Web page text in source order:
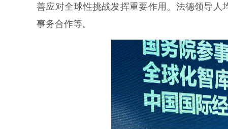
善应对全球性挑战发挥重要作用。法德领导
事务合作等。